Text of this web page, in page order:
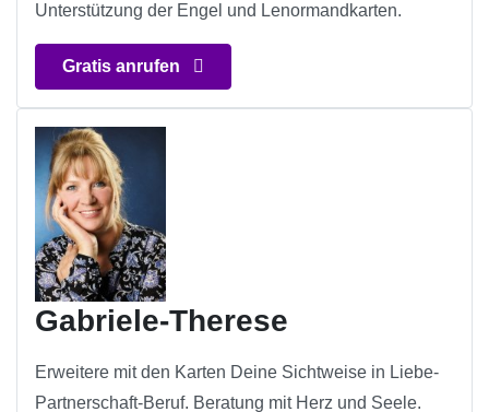
Unterstützung der Engel und Lenormandkarten.
Gratis anrufen
Gabriele-Therese
Erweitere mit den Karten Deine Sichtweise in Liebe-
Partnerschaft-Beruf. Beratung mit Herz und Seele.